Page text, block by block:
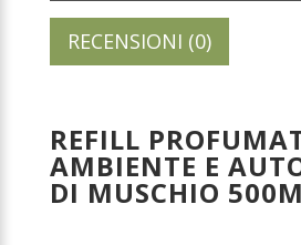
RECENSIONI (0)
REFILL
AMBIENTE E
DI MUSCHIO